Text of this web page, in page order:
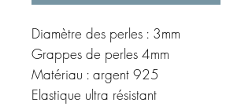
Diamètre des perles : 3mm
Grappes de perles 4mm
Matériau : argent 925
Elastique ultra résistant